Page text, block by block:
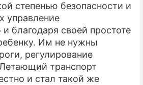
степенью безопасности и
управление
благодаря своей простоте
Им не нужны
регулирование
транспорт
и стал такой же